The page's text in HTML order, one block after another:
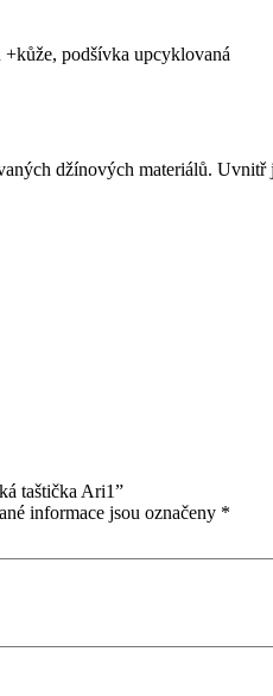
podšívka upcyklovaná
džínových materiálů.
taštička Ari1”
informace jsou označeny *